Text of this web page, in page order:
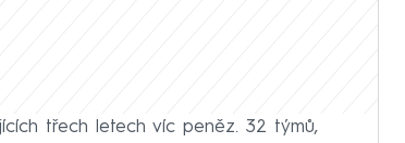
třech letech víc peněz. 32 týmů,